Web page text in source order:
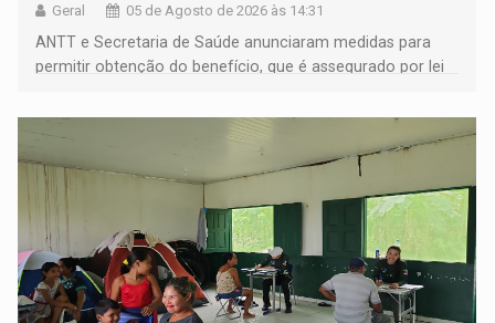
Geral 05 de Agosto de 2026 às 14:31
ANTT e Secretaria de Saúde anunciaram medidas para
permitir obtenção do benefício, que é assegurado por lei